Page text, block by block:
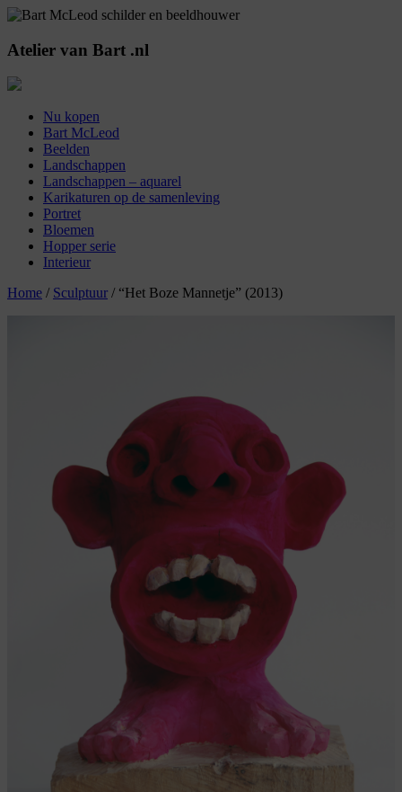
Atelier van Bart .nl
Nu kopen
Bart McLeod
Beelden
Landschappen
Landschappen – aquarel
Karikaturen op de samenleving
Portret
Bloemen
Hopper serie
Interieur
Home / Sculptuur / “Het Boze Mannetje” (2013)